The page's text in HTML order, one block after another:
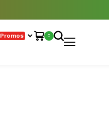
Promos 0